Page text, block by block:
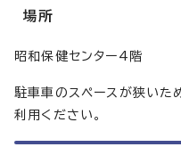
場所
昭和保健センター4階
駐車車のスペースが狭いた
利用ください。